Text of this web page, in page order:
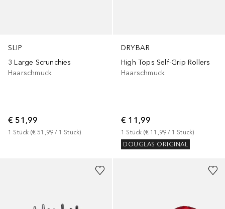
SLIP
3 Large Scrunchies
Haarschmuck
€ 51,99
1 Stück (€ 51,99 / 1 Stück)
DRYBAR
High Tops Self-Grip Rollers
Haarschmuck
€ 11,99
1 Stück (€ 11,99 / 1 Stück)
DOUGLAS ORIGINAL